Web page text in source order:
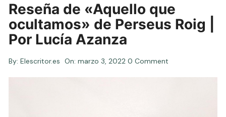
Reseña de «Aquello que
ocultamos» de Perseus Roig |
Por Lucía Azanza
By: Elescritor.es On:marzo 3, 2022 0 Comment